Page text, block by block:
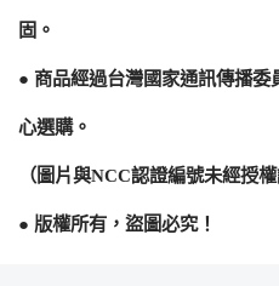
固。
● 商品經過台灣國家通訊傳播
心選購。
（圖片與NCC認證編號未經授權
● 版權所有，盜圖必究！